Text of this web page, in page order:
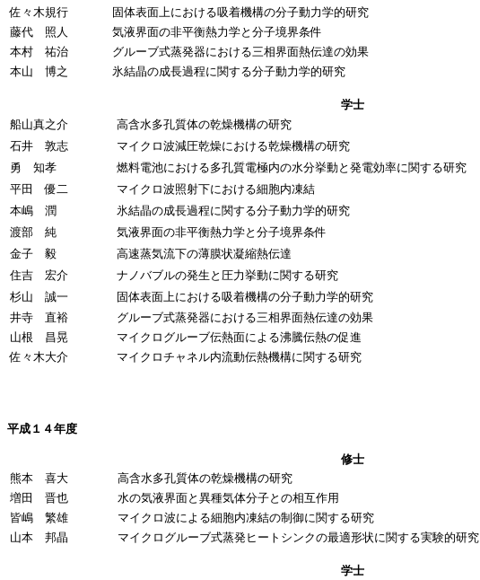
佐々木規行
固体表面上における吸着機構の分子動力学的研究
藤代 照人
気液界面の非平衡熱力学と分子境界条件
本村 祐治
グルーブ式蒸発器における三相界面熱伝達の効果
本山 博之
氷結晶の成長過程に関する分子動力学的研究
学士
船山真之介
高含水多孔質体の乾燥機構の研究
石井 敦志
マイクロ波減圧乾燥における乾燥機構の研究
勇 知孝
燃料電池における多孔質電極内の水分挙動と発電効率に関する研究
平田 優二
マイクロ波照射下における細胞内凍結
本嶋 潤
氷結晶の成長過程に関する分子動力学的研究
渡部 純
気液界面の非平衡熱力学と分子境界条件
金子 毅
高速蒸気流下の薄膜状凝縮熱伝達
住吉 宏介
ナノバブルの発生と圧力挙動に関する研究
杉山 誠一
固体表面上における吸着機構の分子動力学的研究
井寺 直裕
グルーブ式蒸発器における三相界面熱伝達の効果
山根 昌晃
マイクログルーブ伝熱面による沸騰伝熱の促進
佐々木大介
マイクロチャネル内流動伝熱機構に関する研究
平成１４年度
修士
熊本 喜大
高含水多孔質体の乾燥機構の研究
増田 晋也
水の気液界面と異種気体分子との相互作用
皆嶋 繁雄
マイクロ波による細胞内凍結の制御に関する研究
山本 邦晶
マイクログルーブ式蒸発ヒートシンクの最適形状に関する実験的研究
学士